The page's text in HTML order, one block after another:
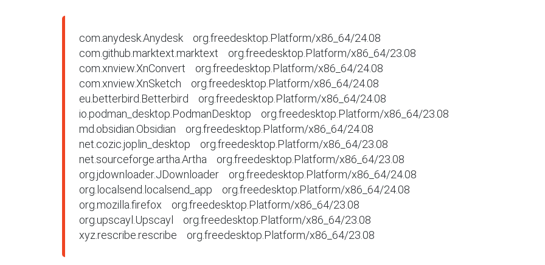
com.anydesk.Anydesk    org.freedesktop.Platform/x86_64/24.08
com.github.marktext.marktext    org.freedesktop.Platform/x86_64/23.08
com.xnview.XnConvert    org.freedesktop.Platform/x86_64/24.08
com.xnview.XnSketch    org.freedesktop.Platform/x86_64/24.08
eu.betterbird.Betterbird    org.freedesktop.Platform/x86_64/24.08
io.podman_desktop.PodmanDesktop    org.freedesktop.Platform/x86_64/23.08
md.obsidian.Obsidian    org.freedesktop.Platform/x86_64/24.08
net.cozic.joplin_desktop    org.freedesktop.Platform/x86_64/23.08
net.sourceforge.artha.Artha    org.freedesktop.Platform/x86_64/23.08
org.jdownloader.JDownloader    org.freedesktop.Platform/x86_64/24.08
org.localsend.localsend_app    org.freedesktop.Platform/x86_64/24.08
org.mozilla.firefox    org.freedesktop.Platform/x86_64/23.08
org.upscayl.Upscayl    org.freedesktop.Platform/x86_64/23.08
xyz.rescribe.rescribe    org.freedesktop.Platform/x86_64/23.08